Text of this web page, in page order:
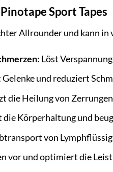
Sport Tapes
Allrounder und kann
Löst
und reduziert
die Heilung von
die Körperhaltung und
von
vor und optimiert die